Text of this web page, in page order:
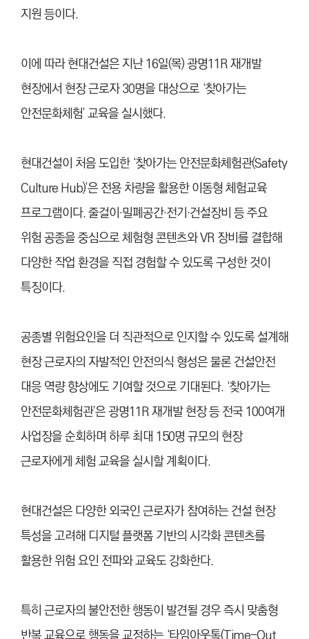
지원 등이다.
이에 따라 현대건설은 지난 16일(목) 광명11R 재개발
현장에서 현장 근로자 30명을 대상으로 ‘찾아가는
안전문화체험’ 교육을 실시했다.
현대건설이 처음 도입한 ‘찾아가는 안전문화체험관(Safety
Culture Hub)’은 전용 차량을 활용한 이동형 체험교육
프로그램이다. 줄걸이·밀폐공간·전기·건설장비 등 주요
위험 공종을 중심으로 체험형 콘텐츠와 VR 장비를 결합해
다양한 작업 환경을 직접 경험할 수 있도록 구성한 것이
특징이다.
공종별 위험요인을 더 직관적으로 인지할 수 있도록 설계해
현장 근로자의 자발적인 안전의식 형성은 물론 건설안전
대응 역량 향상에도 기여할 것으로 기대된다. ‘찾아가는
안전문화체험관’은 광명11R 재개발 현장 등 전국 100여개
사업장을 순회하며 하루 최대 150명 규모의 현장
근로자에게 체험 교육을 실시할 계획이다.
현대건설은 다양한 외국인 근로자가 참여하는 건설 현장
특성을 고려해 디지털 플랫폼 기반의 시각화 콘텐츠를
활용한 위험 요인 전파와 교육도 강화한다.
특히 근로자의 불안전한 행동이 발견될 경우 즉시 맞춤형